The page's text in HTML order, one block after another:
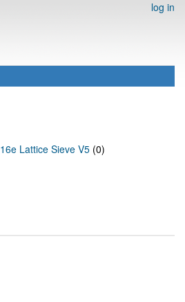
log in
16e Lattice Sieve V5 (0)